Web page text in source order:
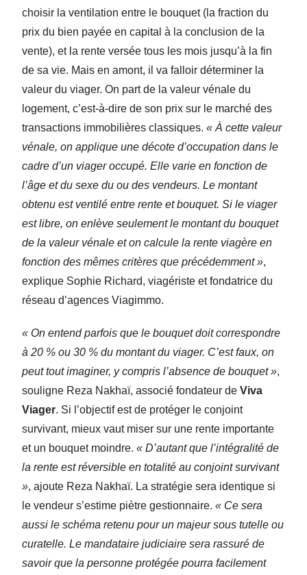
choisir la ventilation entre le bouquet (la fraction du
prix du bien payée en capital à la conclusion de la
vente), et la rente versée tous les mois jusqu’à la fin
de sa vie. Mais en amont, il va falloir déterminer la
valeur du viager. On part de la valeur vénale du
logement, c’est-à-dire de son prix sur le marché des
transactions immobilières classiques. « À cette valeur
vénale, on applique une décote d’occupation dans le
cadre d’un viager occupé. Elle varie en fonction de
l’âge et du sexe du ou des vendeurs. Le montant
obtenu est ventilé entre rente et bouquet. Si le viager
est libre, on enlève seulement le montant du bouquet
de la valeur vénale et on calcule la rente viagère en
fonction des mêmes critères que précédemment »,
explique Sophie Richard, viagériste et fondatrice du
réseau d’agences Viagimmo.
« On entend parfois que le bouquet doit correspondre
à 20 % ou 30 % du montant du viager. C’est faux, on
peut tout imaginer, y compris l’absence de bouquet »,
souligne Reza Nakhaï, associé fondateur de Viva
Viager. Si l’objectif est de protéger le conjoint
survivant, mieux vaut miser sur une rente importante
et un bouquet moindre. « D’autant que l’intégralité de
la rente est réversible en totalité au conjoint survivant
», ajoute Reza Nakhaï. La stratégie sera identique si
le vendeur s’estime piètre gestionnaire. « Ce sera
aussi le schéma retenu pour un majeur sous tutelle ou
curatelle. Le mandataire judiciaire sera rassuré de
savoir que la personne protégée pourra facilement